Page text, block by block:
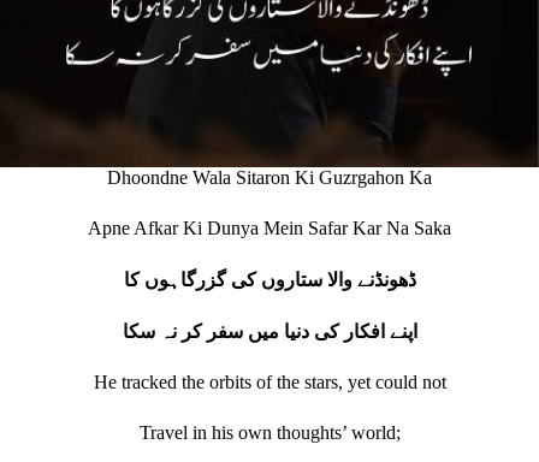
Dhoondne Wala Sitaron Ki Guzrgahon Ka
Apne Afkar Ki Dunya Mein Safar Kar Na Saka
ڈھونڈنے والا ستاروں کی گزرگاہوں کا
اپنے افکار کی دنیا میں سفر کر نہ سکا
He tracked the orbits of the stars, yet could not
Travel in his own thoughts’ world;